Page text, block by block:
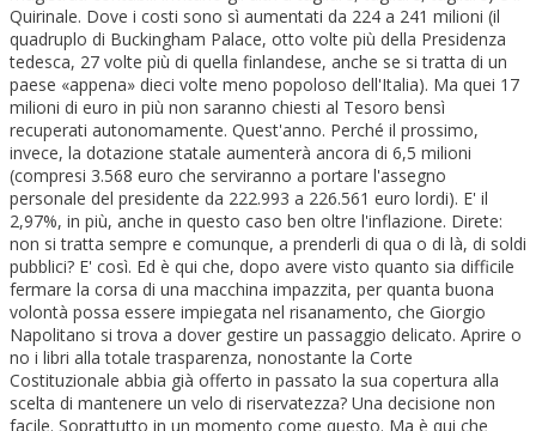
Quirinale. Dove i costi sono sì aumentati da 224 a 241 milioni (il
quadruplo di Buckingham Palace, otto volte più della Presidenza
tedesca, 27 volte più di quella finlandese, anche se si tratta di un
paese «appena» dieci volte meno popoloso dell'Italia). Ma quei 17
milioni di euro in più non saranno chiesti al Tesoro bensì
recuperati autonomamente. Quest'anno. Perché il prossimo,
invece, la dotazione statale aumenterà ancora di 6,5 milioni
(compresi 3.568 euro che serviranno a portare l'assegno
personale del presidente da 222.993 a 226.561 euro lordi). E' il
2,97%, in più, anche in questo caso ben oltre l'inflazione. Direte:
non si tratta sempre e comunque, a prenderli di qua o di là, di soldi
pubblici? E' così. Ed è qui che, dopo avere visto quanto sia difficile
fermare la corsa di una macchina impazzita, per quanta buona
volontà possa essere impiegata nel risanamento, che Giorgio
Napolitano si trova a dover gestire un passaggio delicato. Aprire o
no i libri alla totale trasparenza, nonostante la Corte
Costituzionale abbia già offerto in passato la sua copertura alla
scelta di mantenere un velo di riservatezza? Una decisione non
facile. Soprattutto in un momento come questo. Ma è qui che